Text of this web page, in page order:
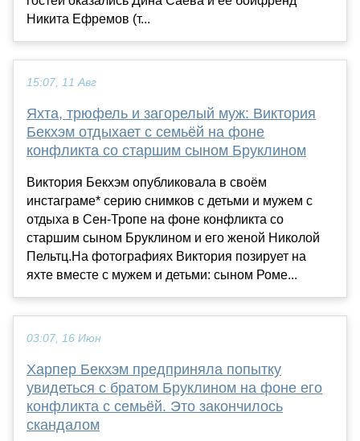
Никита Ефремов (т...
15:07, 11 Авг
Яхта, трюфель и загорелый муж: Виктория
Бекхэм отдыхает с семьёй на фоне
конфликта со старшим сыном Бруклином
Виктория Бекхэм опубликовала в своём
инстаграме* серию снимков с детьми и мужем с
отдыха в Сен-Тропе на фоне конфликта со
старшим сыном Бруклином и его женой Николой
Пельтц.На фотографиях Виктория позирует на
яхте вместе с мужем и детьми: сыном Роме...
03:07, 16 Июн
Харпер Бекхэм предприняла попытку
увидеться с братом Бруклином на фоне его
конфликта с семьёй. Это закончилось
скандалом